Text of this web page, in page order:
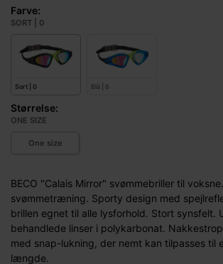
Farve:
SORT | 0
Sort | 0 Blå | 6
Størrelse:
ONE SIZE
One size
BECO "Calais Mirror" svømmebriller til
svømmetræning. Sporty design med
brillen egnet til alle lysforhold. Stort synsfelt.
behandlede linser i polykarbonat.
med snap-lukning, der nemt kan tilpasses til
længde.